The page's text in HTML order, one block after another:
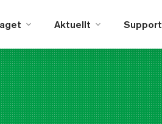
Aktuellt Support